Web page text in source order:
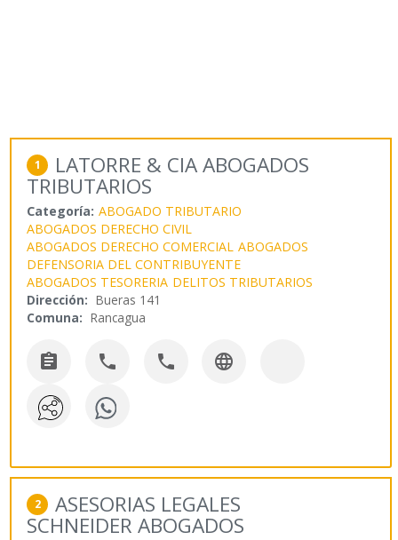
1 LATORRE & CIA ABOGADOS
TRIBUTARIOS
Categoría: ABOGADO TRIBUTARIO
ABOGADOS DERECHO CIVIL
ABOGADOS DERECHO COMERCIAL ABOGADOS
DEFENSORIA DEL CONTRIBUYENTE
ABOGADOS TESORERIA DELITOS TRIBUTARIOS
Dirección: Bueras 141
Comuna: Rancagua
   
2 ASESORIAS LEGALES
SCHNEIDER ABOGADOS